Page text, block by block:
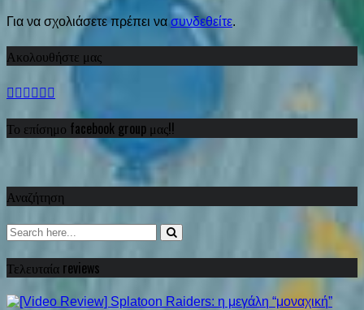
Για να σχολιάσετε πρέπει να συνδεθείτε.
Ακολουθήστε μας
Το επίσημο facebook group μας!!
Αναζήτηση
Τελευταία reviews